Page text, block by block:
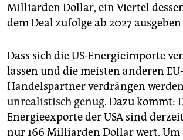
Milliarden Dollar, ein Viertel
dem Deal zufolge ab 2027
Dass sich die US-Energieimporte
lassen und die meisten anderen EU-
Handelspartner verdrängen
unrealistisch genug. Dazu kommt:
Energieexporte der USA sind
nur 166 Milliarden Dollar wert. Um